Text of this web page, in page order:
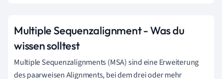
Multiple Sequenzalignment - Was du
wissen solltest
Multiple Sequenzalignments (MSA) sind eine Erweiterung
des paarweisen Alignments, bei dem drei oder mehr